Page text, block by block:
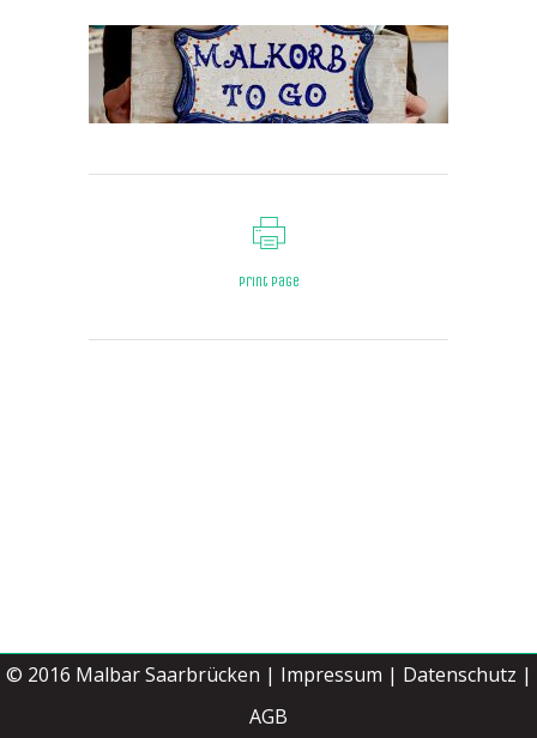
Jetzt buchen
Print page
© 2016 Malbar Saarbrücken | Impressum | Datenschutz |
AGB